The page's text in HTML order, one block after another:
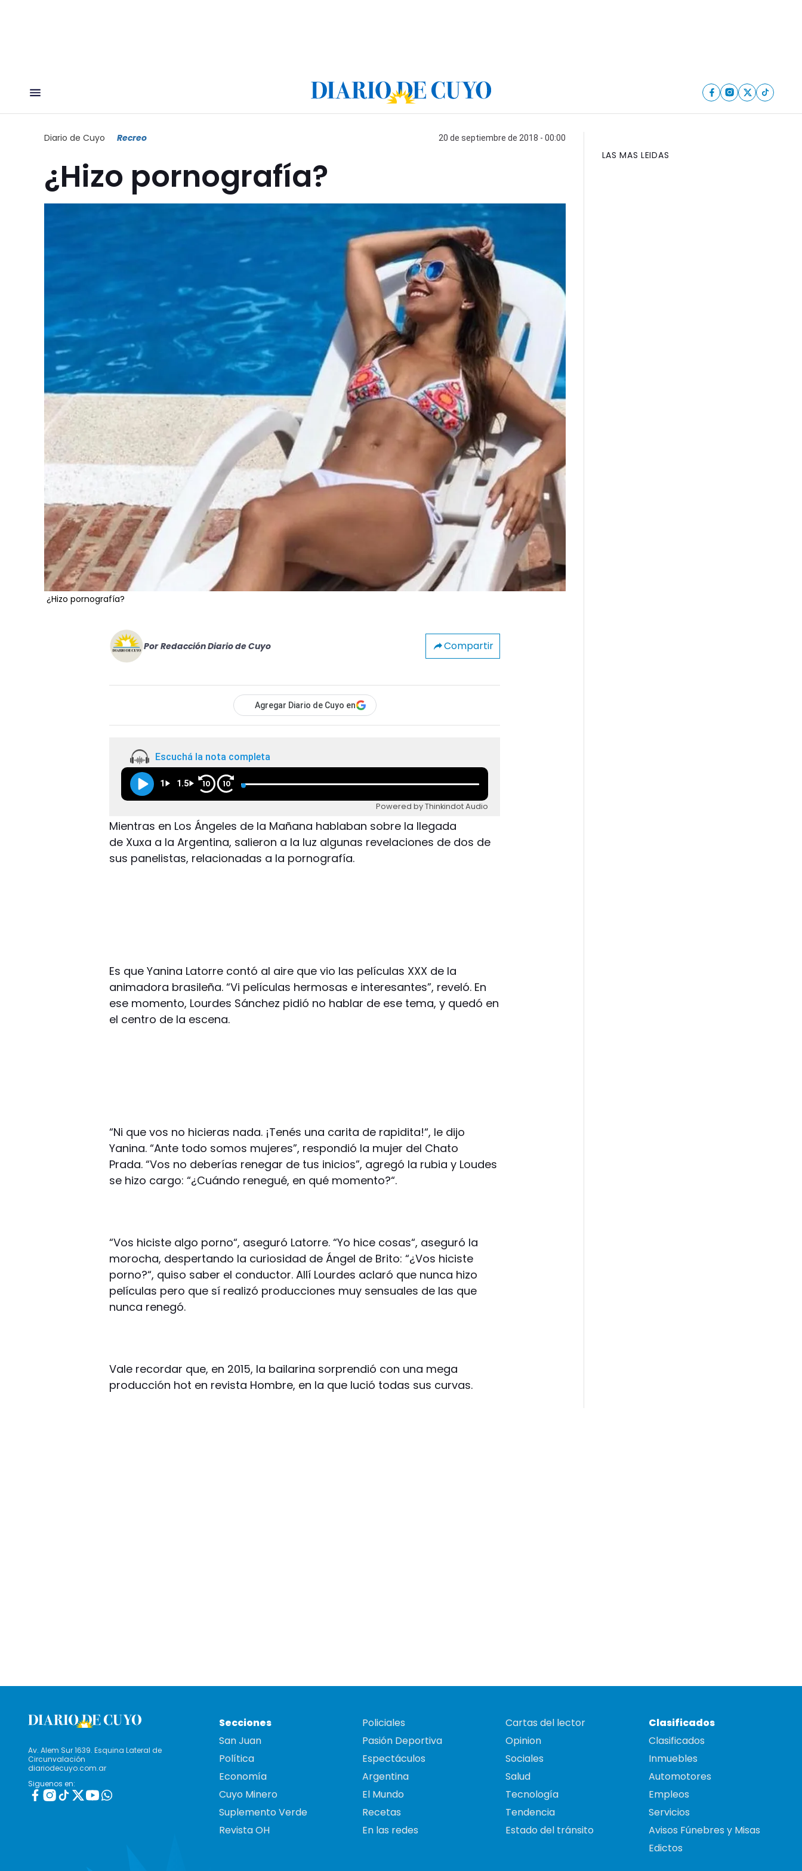
Diario de Cuyo Recreo 20 de septiembre de 2018 - 00:00
¿Hizo pornografía?
¿Hizo pornografía?
Por Redacción Diario de Cuyo Compartir
Agregar Diario de Cuyo en
Escuchá la nota completa
1 1.5 10 10
Powered by Thinkindot Audio
Mientras en Los Ángeles de la Mañana hablaban sobre la llegada
de Xuxa a la Argentina, salieron a la luz algunas revelaciones de dos de
sus panelistas, relacionadas a la pornografía.
Es que Yanina Latorre contó al aire que vio las películas XXX de la
animadora brasileña. “Vi películas hermosas e interesantes”, reveló. En
ese momento, Lourdes Sánchez pidió no hablar de ese tema, y quedó en
el centro de la escena.
“Ni que vos no hicieras nada. ¡Tenés una carita de rapidita!“, le dijo
Yanina. “Ante todo somos mujeres”, respondió la mujer del Chato
Prada. “Vos no deberías renegar de tus inicios”, agregó la rubia y Loudes
se hizo cargo: “¿Cuándo renegué, en qué momento?“.
“Vos hiciste algo porno“, aseguró Latorre. “Yo hice cosas“, aseguró la
morocha, despertando la curiosidad de Ángel de Brito: “¿Vos hiciste
porno?“, quiso saber el conductor. Allí Lourdes aclaró que nunca hizo
películas pero que sí realizó producciones muy sensuales de las que
nunca renegó.
Vale recordar que, en 2015, la bailarina sorprendió con una mega
producción hot en revista Hombre, en la que lució todas sus curvas.
LAS MAS LEIDAS
Av. Alem Sur 1639. Esquina Lateral de
Circunvalación
diariodecuyo.com.ar
Siguenos en:
Secciones
San Juan
Política
Economía
Cuyo Minero
Suplemento Verde
Revista OH
Policiales
Pasión Deportiva
Espectáculos
Argentina
El Mundo
Recetas
En las redes
Cartas del lector
Opinion
Sociales
Salud
Tecnología
Tendencia
Estado del tránsito
Clasificados
Clasificados
Inmuebles
Automotores
Empleos
Servicios
Avisos Fúnebres y Misas
Edictos